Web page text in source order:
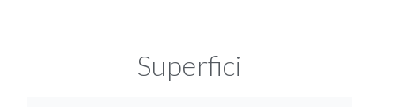
Superfici